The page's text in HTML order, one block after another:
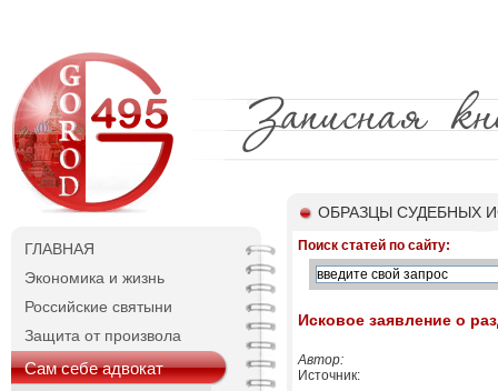
ГЛАВНАЯ
Экономика и жизнь
Российские святыни
Защита от произвола
Сам себе адвокат
ОБРАЗЦЫ СУДЕБНЫХ
Поиск статей по сайту:
Исковое заявление о
Автор:
Источник: